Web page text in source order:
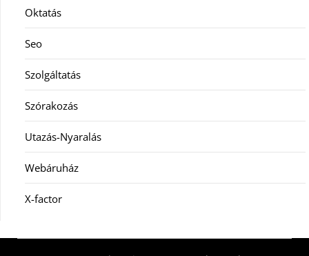
Oktatás
Seo
Szolgáltatás
Szórakozás
Utazás-Nyaralás
Webáruház
X-factor